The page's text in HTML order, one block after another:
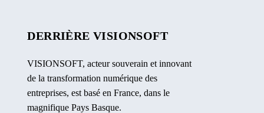
DERRIÈRE VISIONSOFT
VISIONSOFT, acteur souverain et innovant
de la transformation numérique des
entreprises, est basé en France, dans le
magnifique Pays Basque.